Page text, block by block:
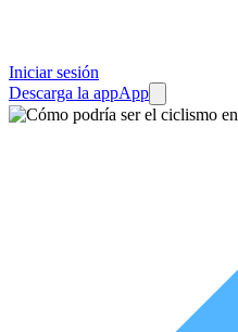
Iniciar sesión
Descarga la appApp